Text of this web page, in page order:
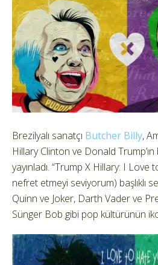
Brezilyalı sanatçı Butcher Billy,
Hillary Clinton ve Donald
yayınladı. “Trump X Hillary: I Love
nefret etmeyi seviyorum) başlıklı
Quinn ve Joker, Darth Vader ve
Sünger Bob gibi pop kültürünün